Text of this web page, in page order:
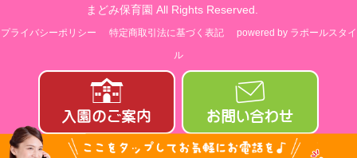
まどみ保育園 All Rights Reserved.
プライバシーポリシー 特定商取引法に基づく表記
powered by ラポールスタイ
ル